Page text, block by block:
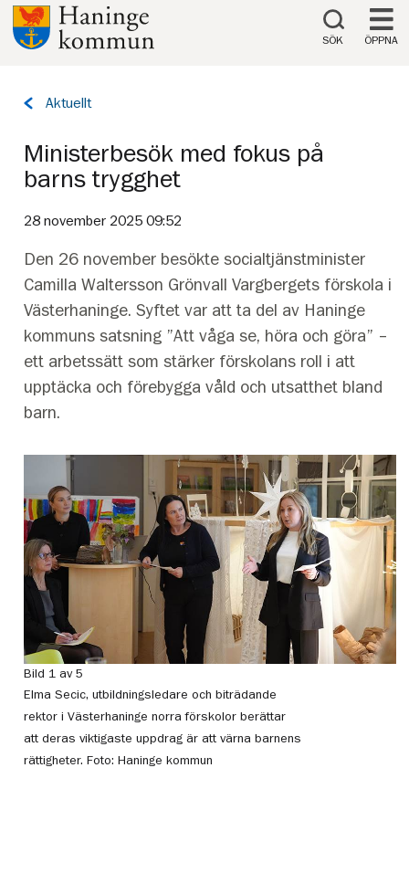
Till innehåll på sidan
SÖK ÖPPNA
Tillbaka
Aktuellt
Ministerbesök med fokus på
barns trygghet
28 november 2025 09:52
Den 26 november besökte socialtjänstminister
Camilla Waltersson Grönvall Vargbergets förskola i
Västerhaninge. Syftet var att ta del av Haninge
kommuns satsning ”Att våga se, höra och göra” –
ett arbetssätt som stärker förskolans roll i att
upptäcka och förebygga våld och utsatthet bland
barn.
Bild 1 av 5
Elma Secic, utbildningsledare och biträdande
rektor i Västerhaninge norra förskolor berättar
att deras viktigaste uppdrag är att värna barnens
rättigheter.Foto: Haninge kommun